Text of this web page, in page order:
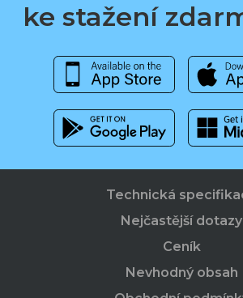
ke stažení
Technická
Nejčastější dotazy
Ceník
Nevhodný obsah